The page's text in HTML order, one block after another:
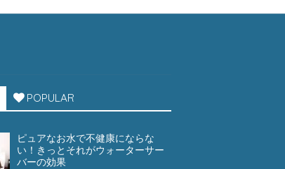
POPULAR
ピュアなお水で不健康にならな
い！きっとそれがウォーターサー
バーの効果